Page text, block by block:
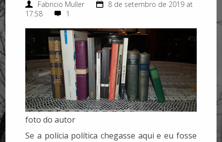
Fabricio Muller
8 de setembro de 2019 at
17:58
1
foto do autor
Se a polícia política chegasse aqui e eu fosse